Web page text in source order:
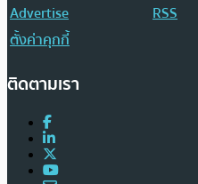
Advertise
RSS
ตั้งค่าคุกกี้
ติดตามเรา